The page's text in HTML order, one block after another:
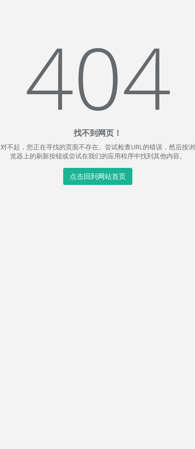
404
找不到网页！
对不起，您正在寻找的页面不存在。尝试检查URL的错误，然后按浏
览器上的刷新按钮或尝试在我们的应用程序中找到其他内容。
点击回到网站首页